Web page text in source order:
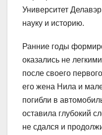
Университет
науку и историю.
Ранние годы
оказались не
после своего
его жена Нила и
погибли в
оставила глубокий
не сдался и